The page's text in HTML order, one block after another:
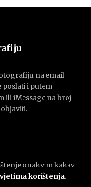
na email
poslati i putem
ili iMessage na broj
objaviti.
onakvim kakav
vjetima korištenja.